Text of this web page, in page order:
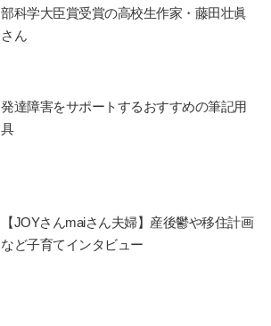
部科学大臣賞受賞の高校生作家・藤田壮眞
さん
発達障害をサポートするおすすめの筆記用
具
【JOYさんmaiさん夫婦】産後鬱や移住計画
など子育てインタビュー